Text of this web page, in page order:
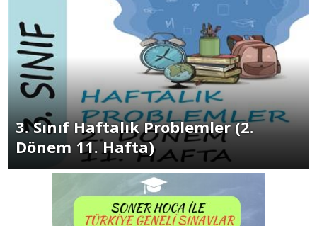
3. Sınıf Haftalık Problemler (2.
Dönem 11. Hafta)